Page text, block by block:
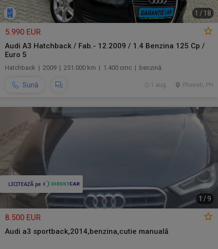
1 / 18
5.990 EUR
Audi A3 Hatchback / Fab.- 12.2009 / 1.4 Benzina 125 Cp /
Euro 5
Hatchback | 2009 | 251.000 km | 1.400 cmc | benzină
Sună Ploiesti, PH
1 aug.
1 / 9
8.500 EUR
Audi a3 sportback,2014,benzina,cutie manuală